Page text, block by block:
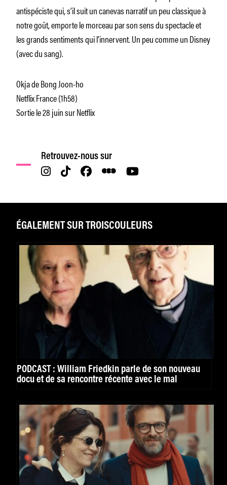
antispéciste qui, s’il suit un canevas narratif un peu classique à
notre goût, emporte le morceau par son sens du spectacle et
les grands sentiments qui l’innervent. Un peu comme un Disney
(avec du sang).
Okjade Bong Joon-ho
Netflix France (1h58)
Sortie le 28 juin sur Netflix
Retrouvez-nous sur
ÉGALEMENT SUR TROISCOULEURS
PODCAST : William Friedkin parle de son nouveau
docu et de sa rencontre récente avec le mal